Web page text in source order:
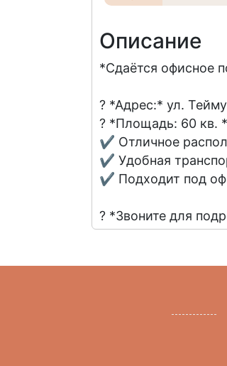
Описание
*Сдаётся офисное
? *Адрес:* ул.
? *Площадь: 60 кв.
✔ Отличное
✔ Удобная
✔ Подходит под
? *Звоните для